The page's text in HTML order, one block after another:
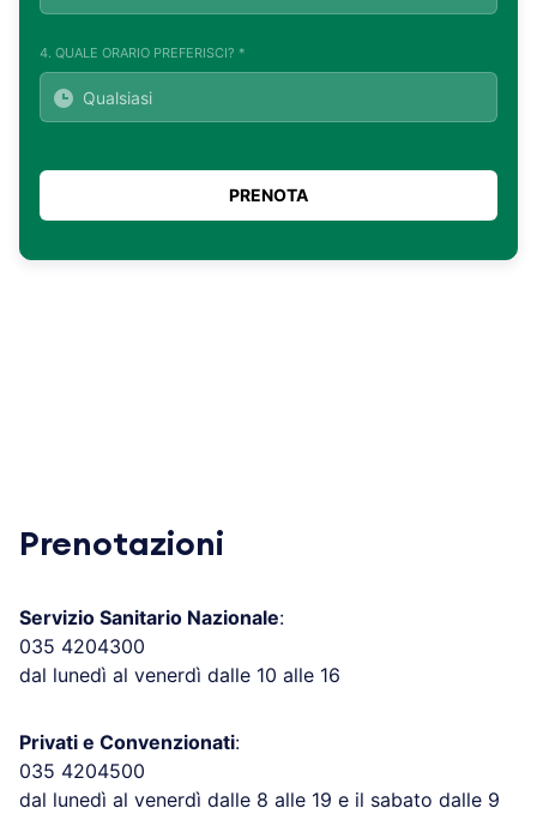
4. QUALE ORARIO PREFERISCI? *
Prenotazioni
Servizio Sanitario Nazionale:
035 4204300
dal lunedì al venerdì dalle 10 alle 16
Privati e Convenzionati:
035 4204500
dal lunedì al venerdì dalle 8 alle 19 e il sabato dalle 9